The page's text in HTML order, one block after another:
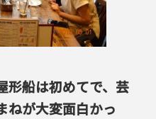
船は初めてで、芸
ねが大変面白かっ